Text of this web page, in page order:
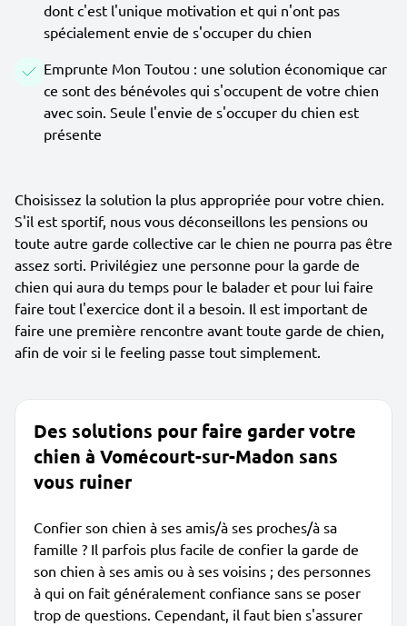
dont c'est l'unique motivation et qui n'ont pas
spécialement envie de s'occuper du chien
Emprunte Mon Toutou : une solution économique car
ce sont des bénévoles qui s'occupent de votre chien
avec soin. Seule l'envie de s'occuper du chien est
présente
Choisissez la solution la plus appropriée pour votre chien.
S'il est sportif, nous vous déconseillons les pensions ou
toute autre garde collective car le chien ne pourra pas être
assez sorti. Privilégiez une personne pour la garde de
chien qui aura du temps pour le balader et pour lui faire
faire tout l'exercice dont il a besoin. Il est important de
faire une première rencontre avant toute garde de chien,
afin de voir si le feeling passe tout simplement.
Des solutions pour faire garder votre
chien à Vomécourt-sur-Madon sans
vous ruiner
Confier son chien à ses amis/à ses proches/à sa
famille ? Il parfois plus facile de confier la garde de
son chien à ses amis ou à ses voisins ; des personnes
à qui on fait généralement confiance sans se poser
trop de questions. Cependant, il faut bien s'assurer